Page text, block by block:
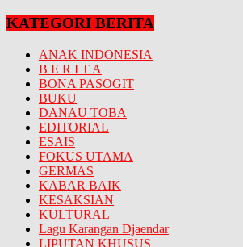
KATEGORI BERITA
ANAK INDONESIA
B E R I T A
BONA PASOGIT
BUKU
DANAU TOBA
EDITORIAL
ESAIS
FOKUS UTAMA
GERMAS
KABAR BAIK
KESAKSIAN
KULTURAL
Lagu Karangan Djaendar
LIPUTAN KHUSUS